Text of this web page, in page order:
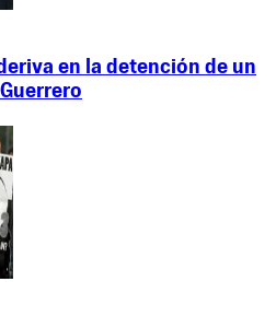
en la detención de un